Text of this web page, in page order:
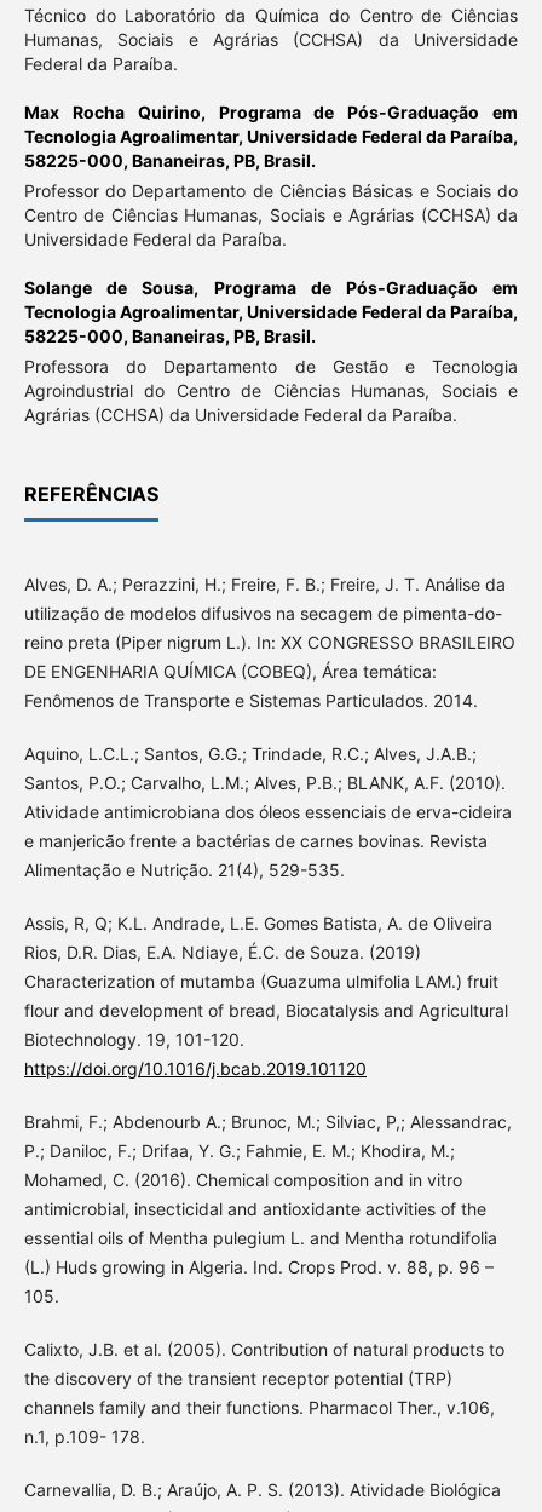
Técnico do Laboratório da Química do Centro de Ciências
Humanas, Sociais e Agrárias (CCHSA) da Universidade
Federal da Paraíba.
Max Rocha Quirino, Programa de Pós-Graduação em
Tecnologia Agroalimentar, Universidade Federal da Paraíba,
58225-000, Bananeiras, PB, Brasil.
Professor do Departamento de Ciências Básicas e Sociais do
Centro de Ciências Humanas, Sociais e Agrárias (CCHSA) da
Universidade Federal da Paraíba.
Solange de Sousa, Programa de Pós-Graduação em
Tecnologia Agroalimentar, Universidade Federal da Paraíba,
58225-000, Bananeiras, PB, Brasil.
Professora do Departamento de Gestão e Tecnologia
Agroindustrial do Centro de Ciências Humanas, Sociais e
Agrárias (CCHSA) da Universidade Federal da Paraíba.
REFERÊNCIAS
Alves, D. A.; Perazzini, H.; Freire, F. B.; Freire, J. T. Análise da
utilização de modelos difusivos na secagem de pimenta-do-
reino preta (Piper nigrum L.). In: XX CONGRESSO BRASILEIRO
DE ENGENHARIA QUÍMICA (COBEQ), Área temática:
Fenômenos de Transporte e Sistemas Particulados. 2014.
Aquino, L.C.L.; Santos, G.G.; Trindade, R.C.; Alves, J.A.B.;
Santos, P.O.; Carvalho, L.M.; Alves, P.B.; BLANK, A.F. (2010).
Atividade antimicrobiana dos óleos essenciais de erva-cideira
e manjericão frente a bactérias de carnes bovinas. Revista
Alimentação e Nutrição. 21(4), 529-535.
Assis, R, Q; K.L. Andrade, L.E. Gomes Batista, A. de Oliveira
Rios, D.R. Dias, E.A. Ndiaye, É.C. de Souza. (2019)
Characterization of mutamba (Guazuma ulmifolia LAM.) fruit
flour and development of bread, Biocatalysis and Agricultural
Biotechnology. 19, 101-120.
https://doi.org/10.1016/j.bcab.2019.101120
Brahmi, F.; Abdenourb A.; Brunoc, M.; Silviac, P,; Alessandrac,
P.; Daniloc, F.; Drifaa, Y. G.; Fahmie, E. M.; Khodira, M.;
Mohamed, C. (2016). Chemical composition and in vitro
antimicrobial, insecticidal and antioxidante activities of the
essential oils of Mentha pulegium L. and Mentha rotundifolia
(L.) Huds growing in Algeria. Ind. Crops Prod. v. 88, p. 96 –
105.
Calixto, J.B. et al. (2005). Contribution of natural products to
the discovery of the transient receptor potential (TRP)
channels family and their functions. Pharmacol Ther., v.106,
n.1, p.109- 178.
Carnevallia, D. B.; Araújo, A. P. S. (2013). Atividade Biológica